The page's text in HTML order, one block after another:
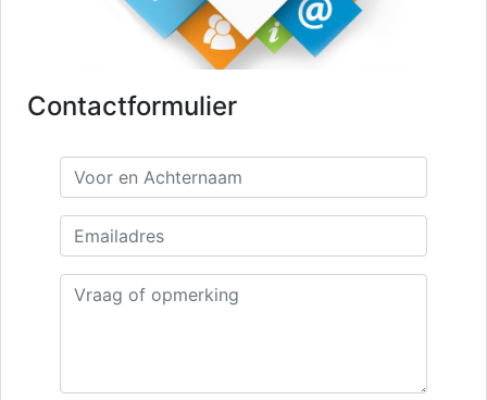
Contactformulier